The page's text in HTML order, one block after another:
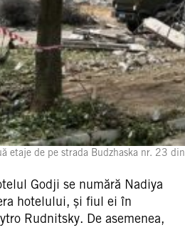
etaje de pe strada Budzhaska nr. 23
Godji se numără Nadiya
hotelului, și fiul ei în
Rudnitsky. De asemenea,